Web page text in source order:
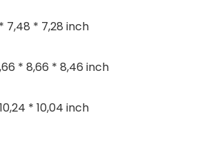
7,48 * 7,28 inch
* 8,66 * 8,46 inch
* 10,04 inch